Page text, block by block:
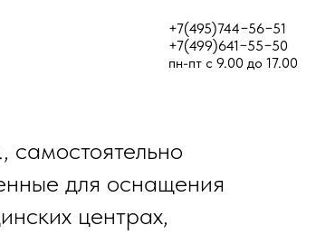
+7(495)744−56−51
+7(499)641−55−50
пн-пт с 9.00 до 17.00
для оснащения
центрах,